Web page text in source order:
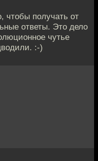
чтобы получать от
ответы. Это дело
чутье
:-)